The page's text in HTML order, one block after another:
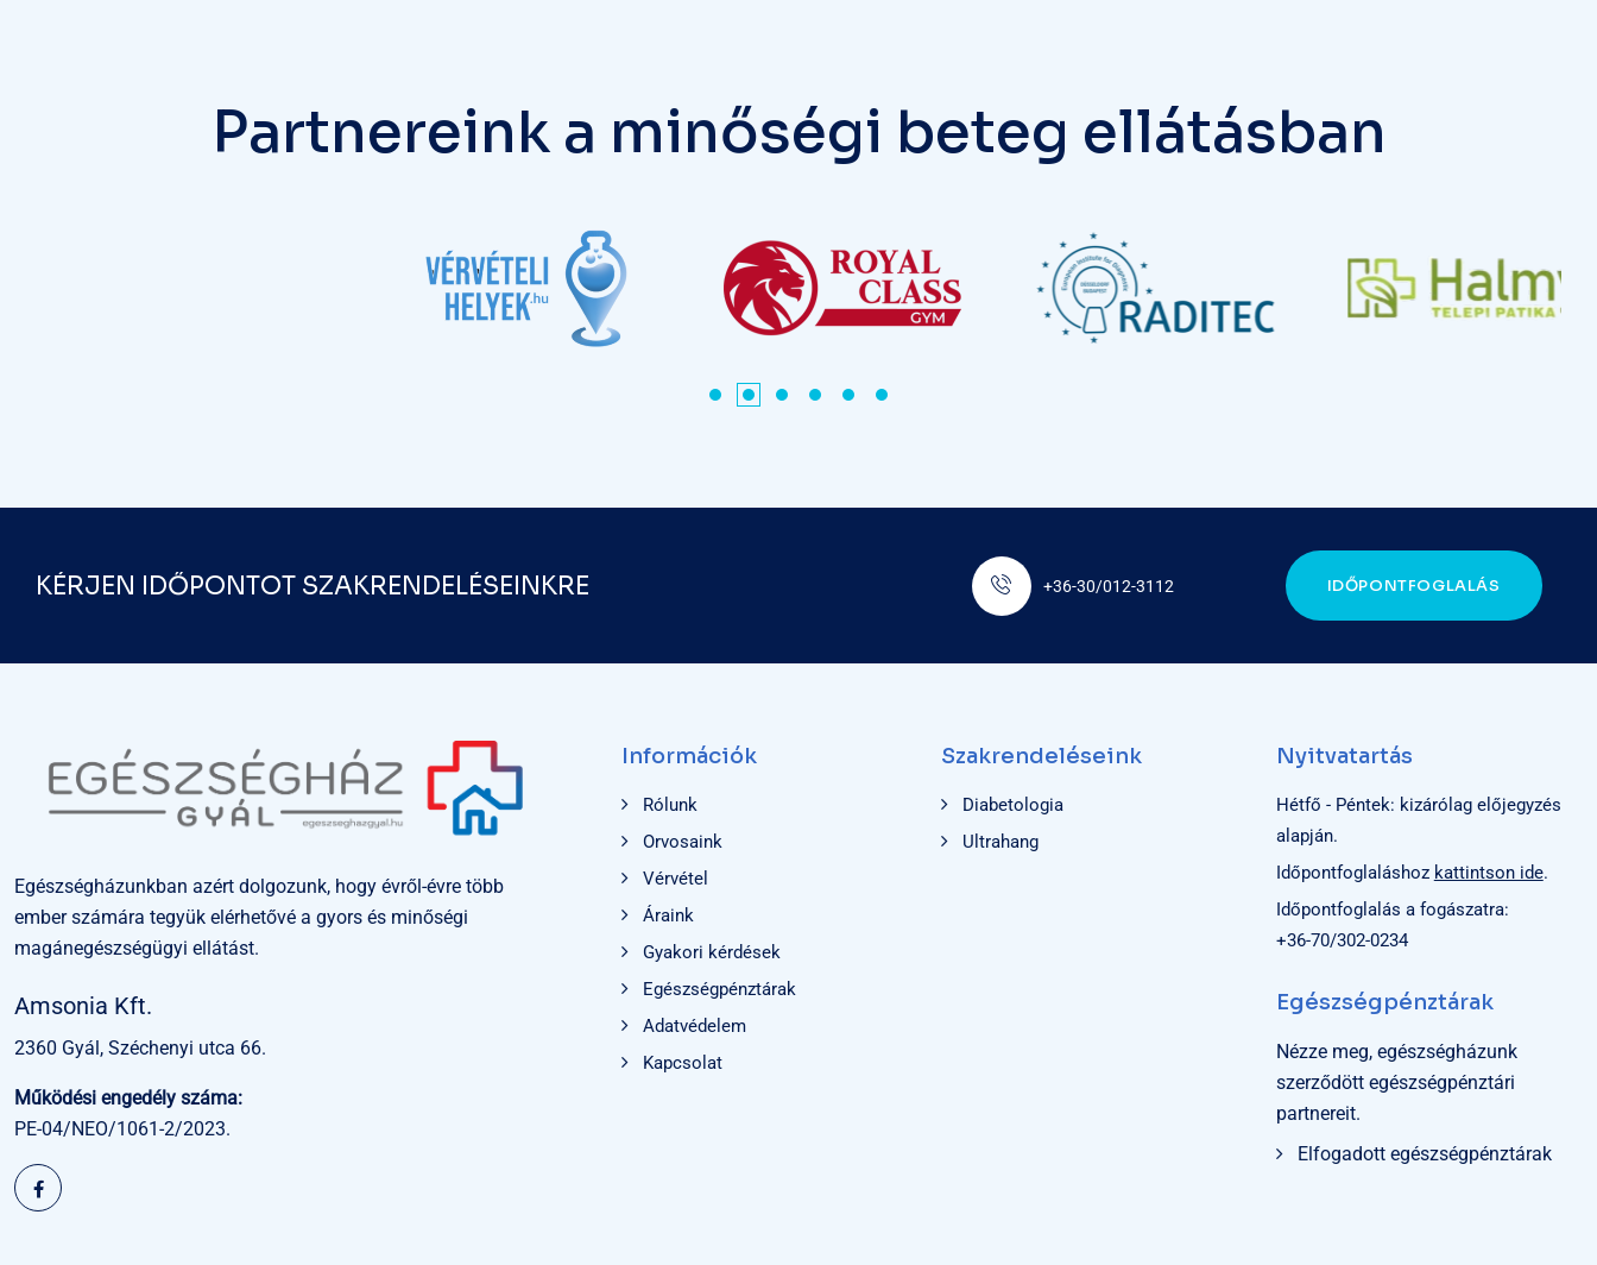
Partnereink a minőségi beteg ellátásban
KÉRJEN IDŐPONTOT SZAKRENDELÉSEINKRE +36-30/012-3112 IDŐPONTFOGLALÁS
Egészségházunkban azért dolgozunk, hogy évről-évre több
ember számára tegyük elérhetővé a gyors és minőségi
magánegészségügyi ellátást.
Amsonia Kft.
2360 Gyál, Széchenyi utca 66.
Működési engedély száma:
PE-04/NEO/1061-2/2023.
Információk
Rólunk
Orvosaink
Vérvétel
Áraink
Gyakori kérdések
Egészségpénztárak
Adatvédelem
Kapcsolat
Szakrendeléseink
Diabetologia
Ultrahang
Nyitvatartás
Hétfő - Péntek: kizárólag előjegyzés
alapján.
Időpontfoglaláshoz kattintson ide.
Időpontfoglalás a fogászatra:
+36-70/302-0234
Egészségpénztárak
Nézze meg, egészségházunk
szerződött egészségpénztári
partnereit.
Elfogadott egészségpénztárak